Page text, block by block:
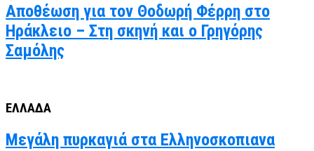
Αποθέωση για τον Θοδωρή Φέρρη στο
Ηράκλειο – Στη σκηνή και ο Γρηγόρης
Σαμόλης
ΕΛΛΑΔΑ
Μεγάλη πυρκαγιά στα Ελληνοσκοπιανα